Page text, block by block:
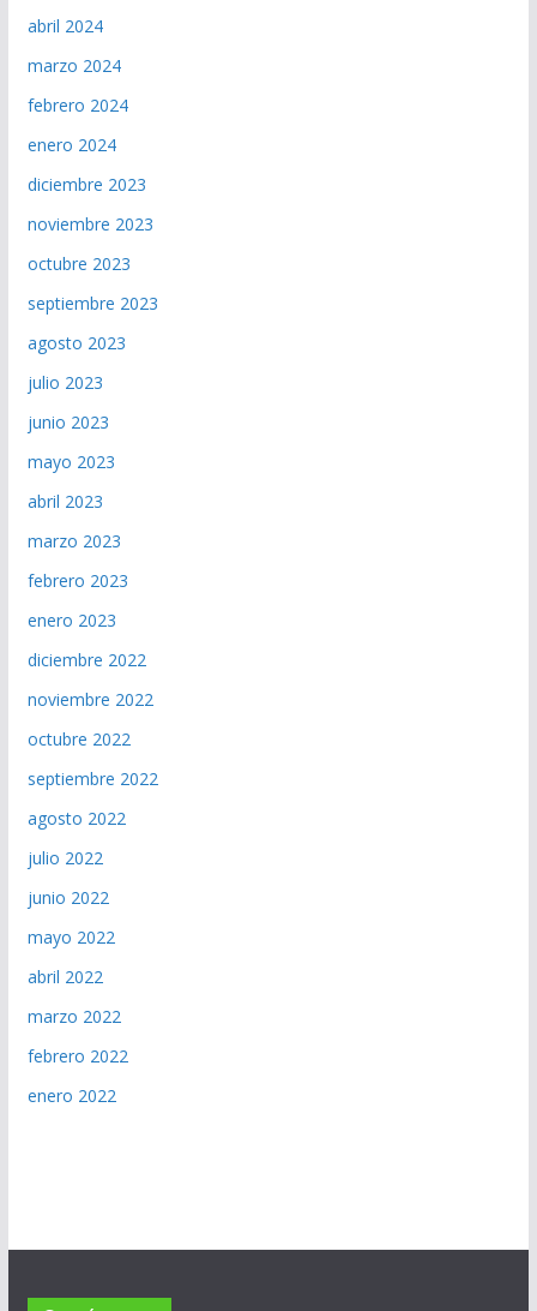
abril 2024
marzo 2024
febrero 2024
enero 2024
diciembre 2023
noviembre 2023
octubre 2023
septiembre 2023
agosto 2023
julio 2023
junio 2023
mayo 2023
abril 2023
marzo 2023
febrero 2023
enero 2023
diciembre 2022
noviembre 2022
octubre 2022
septiembre 2022
agosto 2022
julio 2022
junio 2022
mayo 2022
abril 2022
marzo 2022
febrero 2022
enero 2022